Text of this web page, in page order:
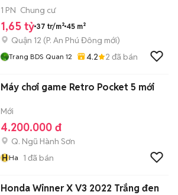
1 PN Chung cư
1,65 tỷ 37 tr/m² 45 m²
Quận 12 (P. An Phú Đông mới)
Trang BDS Quan 12 4.2 2 đã bán
Máy chơi game Retro Pocket 5 mới
Mới
4.200.000 đ
Q. Ngũ Hành Sơn
HHa 1 đã bán
Honda Winner X V3 2022 Trắng đen